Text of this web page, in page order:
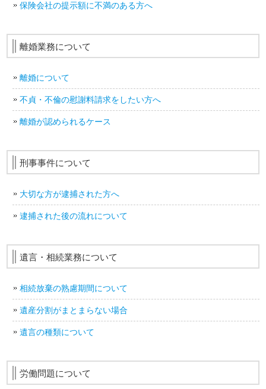
保険会社の提示額に不満のある方へ
離婚業務について
離婚について
不貞・不倫の慰謝料請求をしたい方へ
離婚が認められるケース
刑事事件について
大切な方が逮捕された方へ
逮捕された後の流れについて
遺言・相続業務について
相続放棄の熟慮期間について
遺産分割がまとまらない場合
遺言の種類について
労働問題について